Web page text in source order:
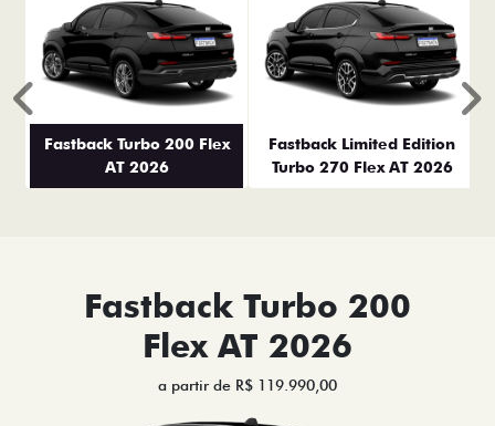
Fastback Turbo 200 Flex
AT 2026
Fastback Limited Edition
Turbo 270 Flex AT 2026
Anterior
Fastback Turbo 200
Flex AT 2026
a partir de R$ 119.990,00